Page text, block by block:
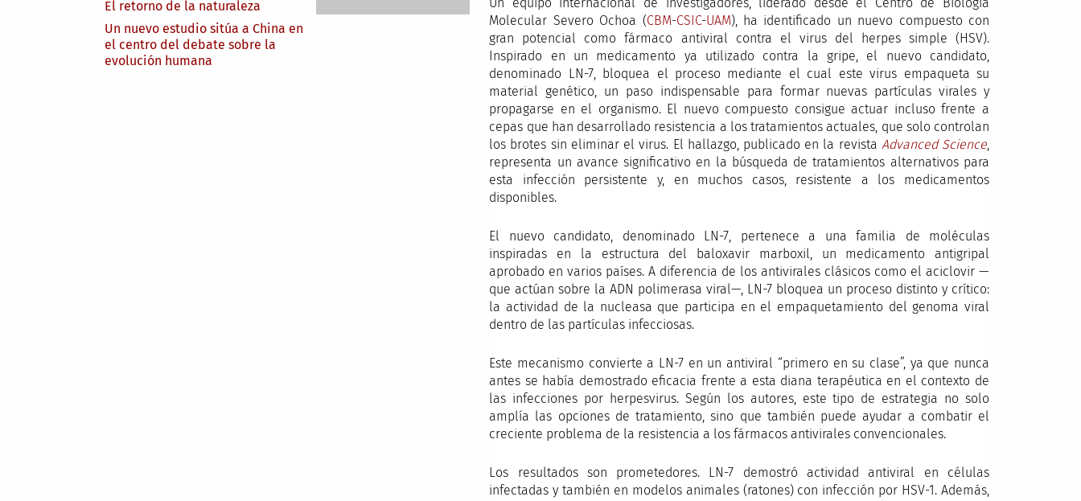
El retorno de la naturaleza
Un nuevo estudio sitúa a China en
el centro del debate sobre la
evolución humana
Un equipo internacional de investigadores, liderado desde el Centro de Biología
Molecular Severo Ochoa (CBM-CSIC-UAM), ha identificado un nuevo compuesto con
gran potencial como fármaco antiviral contra el virus del herpes simple (HSV).
Inspirado en un medicamento ya utilizado contra la gripe, el nuevo candidato,
denominado LN-7, bloquea el proceso mediante el cual este virus empaqueta su
material genético, un paso indispensable para formar nuevas partículas virales y
propagarse en el organismo. El nuevo compuesto consigue actuar incluso frente a
cepas que han desarrollado resistencia a los tratamientos actuales, que solo controlan
los brotes sin eliminar el virus. El hallazgo, publicado en la revista Advanced Science,
representa un avance significativo en la búsqueda de tratamientos alternativos para
esta infección persistente y, en muchos casos, resistente a los medicamentos
disponibles.
El nuevo candidato, denominado LN-7, pertenece a una familia de moléculas
inspiradas en la estructura del baloxavir marboxil, un medicamento antigripal
aprobado en varios países. A diferencia de los antivirales clásicos como el aciclovir —
que actúan sobre la ADN polimerasa viral—, LN-7 bloquea un proceso distinto y crítico:
la actividad de la nucleasa que participa en el empaquetamiento del genoma viral
dentro de las partículas infecciosas.
Este mecanismo convierte a LN-7 en un antiviral “primero en su clase”, ya que nunca
antes se había demostrado eficacia frente a esta diana terapéutica en el contexto de
las infecciones por herpesvirus. Según los autores, este tipo de estrategia no solo
amplía las opciones de tratamiento, sino que también puede ayudar a combatir el
creciente problema de la resistencia a los fármacos antivirales convencionales.
Los resultados son prometedores. LN-7 demostró actividad antiviral en células
infectadas y también en modelos animales (ratones) con infección por HSV-1. Además,